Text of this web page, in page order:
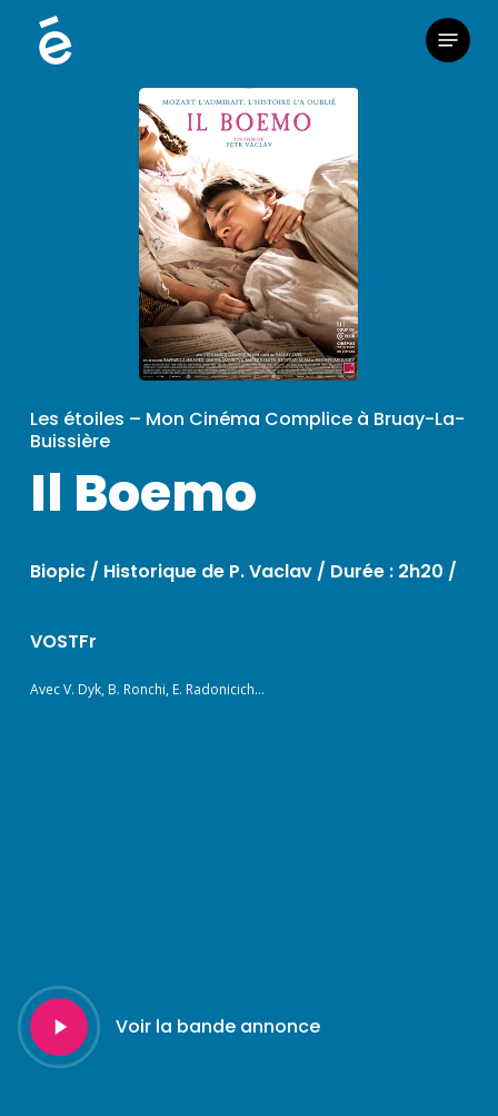
Menu
Les étoiles – Mon Cinéma Complice à Bruay-La-
Buissière
Il Boemo
Biopic / Historique de P. Vaclav / Durée : 2h20 /
VOSTFr
Avec V. Dyk, B. Ronchi, E. Radonicich…
Play
Video
Voir la bande annonce